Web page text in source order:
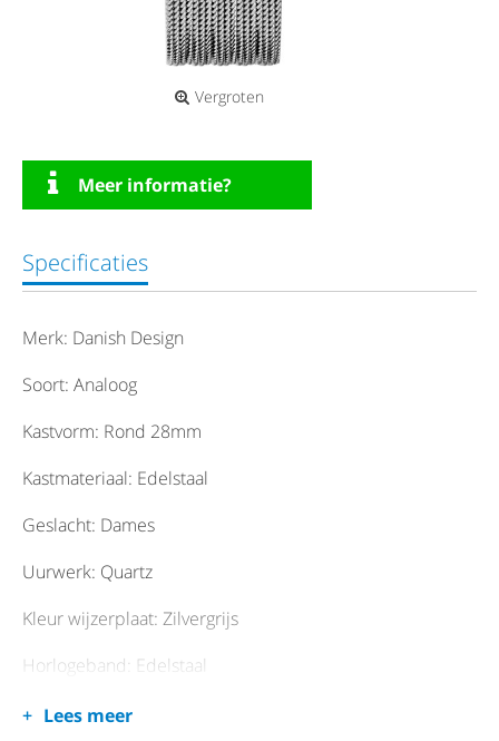
Vergroten
Meer informatie?
Specificaties
Merk: Danish Design
Soort: Analoog
Kastvorm: Rond 28mm
Kastmateriaal: Edelstaal
Geslacht: Dames
Uurwerk: Quartz
Kleur wijzerplaat: Zilvergrijs
Horlogeband: Edelstaal
Horlogeglas: Mineraal kristal
Lees meer